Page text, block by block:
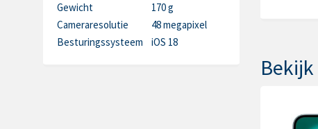
Gewicht
170 g
Cameraresolutie
48 megapixel
Besturingssysteem
iOS 18